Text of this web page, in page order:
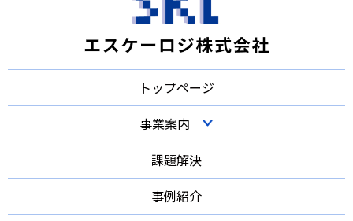
トップページ
事業案内
課題解決
事例紹介